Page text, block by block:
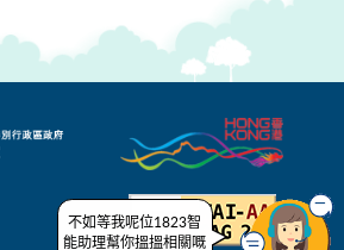
不如等我呢位1823智
能助理幫你搵搵相關嘅